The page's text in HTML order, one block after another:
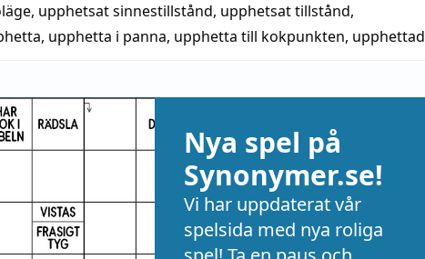
, upphetsat sinnestillstånd, upphetsat tillstånd,
, upphetta i panna, upphetta till kokpunkten, upphettad
Nya spel på
Synonymer.se!
Vi har uppdaterat vår
spelsida med nya roliga